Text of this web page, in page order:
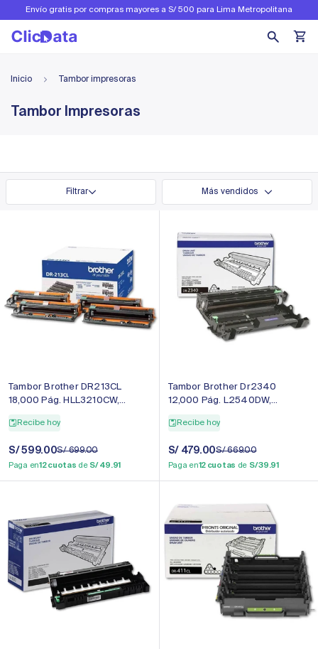
Envío gratis por compras mayores a S/ 500 para Lima Metropolitana
Inicio Tambor impresoras
Tambor Impresoras
Filtrar Más vendidos
Tambor Brother DR213CL
18,000 Pág. HLL3210CW,
Recibe hoy
Precio
de
venta
S/ 599.00
Precio
regular
S/ 699.00
Paga en12 cuotas de S/ 49.91
Tambor Brother Dr2340
12,000 Pág. L2540DW,
Recibe hoy
Precio
de
venta
S/ 479.00
Precio
regular
S/ 669.00
Paga en12 cuotas de S/ 39.91